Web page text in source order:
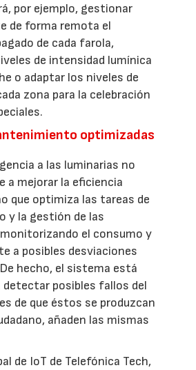
por ejemplo, gestionar
de forma remota el
de cada farola,
de intensidad lumínica
o adaptar los niveles de
zona para la celebración
optimizadas
a las luminarias no
a mejorar la eficiencia
que optimiza las tareas de
y la gestión de las
el consumo y
a posibles desviaciones
hecho, el sistema está
detectar posibles fallos del
de que éstos se produzcan
añaden las mismas
de IoT de Telefónica Tech,